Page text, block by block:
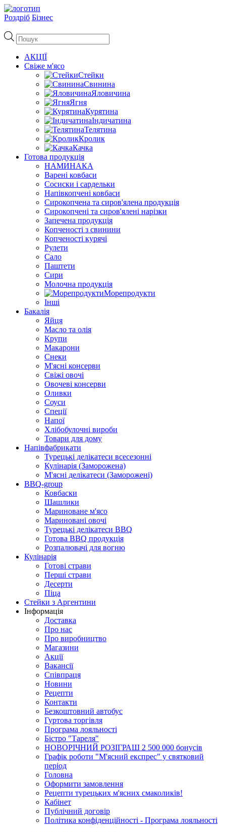
Роздріб Бізнес
Пошук
товарів
АКЦІЇ
Свіже м'ясо
Стейки
Свинина
Яловичина
Ягня
Курятина
Індичатина
Телятина
Кролик
Качка
Готова продукція
НАМИНАКА
Варені ковбаси
Сосиски і сардельки
Напівкопчені ковбаси
Сирокопчена та сиров'ялена продукція
Сирокопчені та сиров'ялені нарізки
Запечена продукція
Копченості з свинини
Копченості курячі
Рулети
Сало
Паштети
Сири
Молочна продукція
Морепродукти
Інші
Бакалія
Яйця
Масло та олія
Крупи
Макарони
Снеки
М'ясні консерви
Свіжі овочі
Овочеві консерви
Оливки
Соуси
Спеції
Напої
Хлібобулочні вироби
Товари для дому
Напівфабрикати
Турецькі делікатеси всесезонні
Кулінарія (Заморожена)
М'ясні делікатеси (Заморожені)
BBQ-group
Ковбаски
Шашлики
Мариноване м'ясо
Мариновані овочі
Турецькі делікатеси BBQ
Готова BBQ продукція
Розпалювачі для вогню
Кулінарія
Готові страви
Перші страви
Десерти
Піца
Стейки з Аргентини
Інформація
Доставка
Про нас
Про виробництво
Магазини
Акції
Вакансії
Співпраця
Новини
Рецепти
Контакти
Безкоштовний автобус
Гуртова торгівля
Програма лояльності
Бістро "Тареля"
НОВОРІЧНИЙ РОЗІГРАШ 2 500 000 бонусів
Графік роботи "М'ясний експрес" у святковий
період
Головна
Оформити замовлення
Рецепти турецьких м'ясних смаколиків!
Кабінет
Публічний договір
Політика конфіденційності - Програма лояльності